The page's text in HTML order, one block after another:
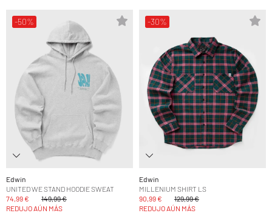
-50%
Edwin
UNITED WE STAND HOODIE SWEAT
74,99 €
149,99 €
REDUJO AÚN MÁS
-30%
Edwin
MILLENIUM SHIRT LS
90,99 €
129,99 €
REDUJO AÚN MÁS